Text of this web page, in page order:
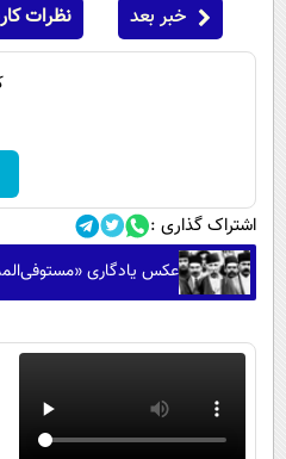
خبر بعد نظرات
اشتراک گذاری :
عکس یادگاری